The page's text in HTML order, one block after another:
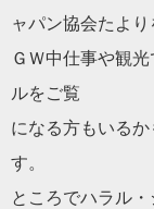
ャパン協会た より
ＧＷ中仕事や観
ルをご覧
になる方もいる
す。
ところでハラル